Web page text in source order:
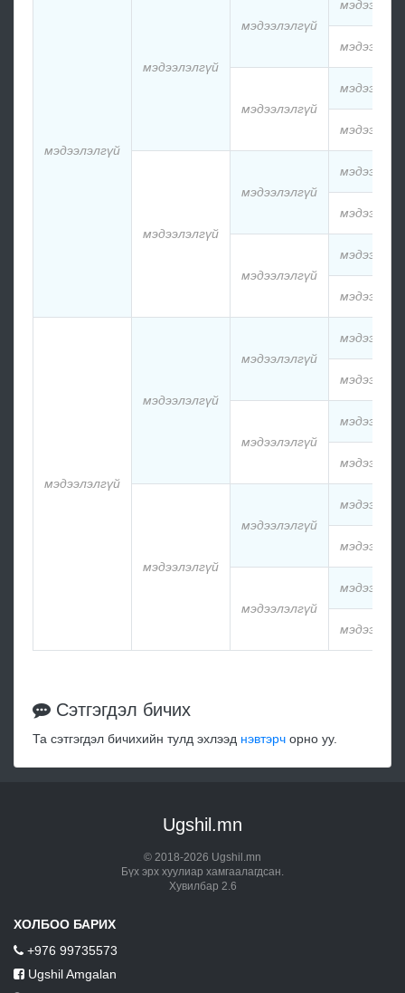
мэдээлэлгүй
мэдээлэлгүй
мэдээлэлгүй
мэдээлэлгүй
мэдээлэлгүй
мэдээлэлгүй
мэдээлэлгүй
мэдээлэлгүй
мэдээлэлгүй
мэдээлэлгүй
мэдээлэлгүй
мэдээлэлгүй
мэдээлэлгүй
мэдээлэлгүй
Сэтгэгдэл бичих
Та сэтгэгдэл бичихийн тулд эхлээд нэвтэрч орно уу.
Ugshil.mn
© 2018-2026 Ugshil.mn
Бүх эрх хуулиар хамгаалагдсан.
Хувилбар 2.6
ХОЛБОО БАРИХ
+976 99735573
Ugshil Amgalan